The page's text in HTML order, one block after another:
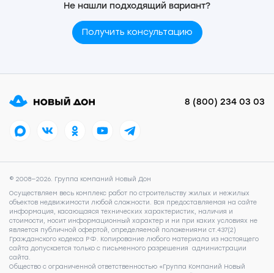
Не нашли подходящий вариант?
Получить консультацию
8 (800) 234 03 03
© 2008—2026. Группа компаний Новый Дон
Осуществляем весь комплекс работ по строительству жилых и нежилых
объектов недвижимости любой сложности. Вся предоставляемая на сайте
информация, касающаяся технических характеристик, наличия и
стоимости, носит информационный характер и ни при каких условиях не
является публичной офертой, определяемой положениями ст.437(2)
Гражданского кодекса РФ. Копирование любого материала из настоящего
сайта допускается только с письменного разрешения администрации
сайта.
Общество с ограниченной ответственностью «Группа Компаний Новый